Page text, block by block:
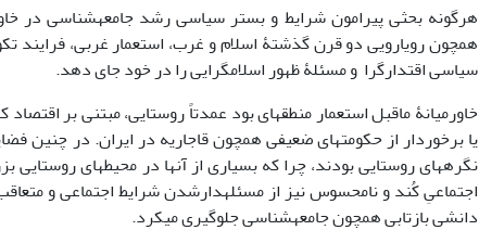
هرگونه بحثی پیرامون شرایط و بستر سیاسی رشد جامعه‏شناسی در
همچون رویارویی دو قرن گذشتۀ اسلام و غرب، استعمار غربی، فرایند
سیاسی اقتدارگرا و مسئلۀ ظهور اسلام‏گرایی را در خود جای دهد.
خاورمیانۀ ماقبل استعمار منطقه‏ای بود عمدتاً روستایی، مبتنی بر
یا برخوردار از حکومت‏ها‏ی ضعیفی همچون قاجاریه در ایران. در چنین
اجتماعیِ کُند و نامحسوس نیز از مسئله‏دارشدن شرایط اجتماعی و
دانشی بازتابی همچون جامعه‏شناسی جلوگیری می‏کرد.